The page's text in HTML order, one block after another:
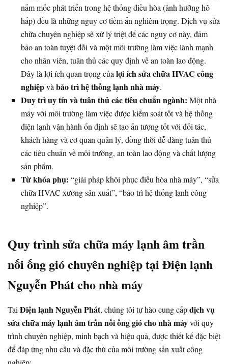
nấm mốc phát triển trong hệ thống điều hòa (ảnh hưởng hô
hấp) đều là những nguy cơ tiềm ẩn nghiêm trọng. Dịch vụ sửa
chữa chuyên nghiệp sẽ xử lý triệt để các nguy cơ này, đảm
bảo an toàn tuyệt đối và một môi trường làm việc lành mạnh
cho nhân viên, tuân thủ các quy định về an toàn lao động.
Đây là lợi ích quan trọng của lợi ích sửa chữa HVAC công
nghiệpvà bảo trì hệ thống lạnh nhà máy.
Duy trì uy tín và tuân thủ các tiêu chuẩn ngành: Một nhà
máy với môi trường làm việc được kiểm soát tốt và hệ thống
điện lạnh vận hành ổn định sẽ tạo ấn tượng tốt với đối tác,
khách hàng và cơ quan quản lý, đồng thời dễ dàng tuân thủ
các tiêu chuẩn về môi trường, an toàn lao động và chất lượng
sản phẩm.
Từ khóa phụ: “giải pháp khôi phục điều hòa nhà máy”, “sửa
chữa HVAC xưởng sản xuất”, “bảo trì hệ thống lạnh công
nghiệp”.
Quy trình sửa chữa máy lạnh âm trần
nối ống gió chuyên nghiệp tại Điện lạnh
Nguyễn Phát cho nhà máy
Tại Điện lạnh Nguyễn Phát, chúng tôi tự hào cung cấpdịch vụ
sửa chữa máy lạnh âm trần nối ống gió cho nhà máyvới quy
trình chuyên nghiệp, minh bạch và hiệu quả, được thiết kế đặc biệt
để đáp ứng nhu cầu và đặc thù của môi trường sản xuất công